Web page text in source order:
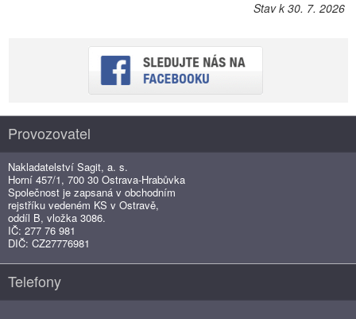
Stav k 30. 7. 2026
Provozovatel
Nakladatelství Sagit, a. s.
Horní 457/1, 700 30 Ostrava-Hrabůvka
Společnost je zapsaná v obchodním
rejstříku vedeném KS v Ostravě,
oddíl B, vložka 3086.
IČ: 277 76 981
DIČ: CZ27776981
Telefony